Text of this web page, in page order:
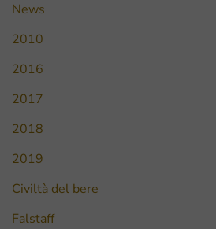
News
2010
2016
2017
2018
2019
Civiltà del bere
Falstaff